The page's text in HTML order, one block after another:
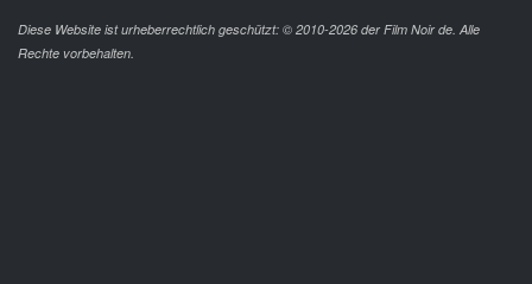
Diese Website ist urheberrechtlich geschützt: © 2010-2026 der Film Noir de. Alle
Rechte vorbehalten.